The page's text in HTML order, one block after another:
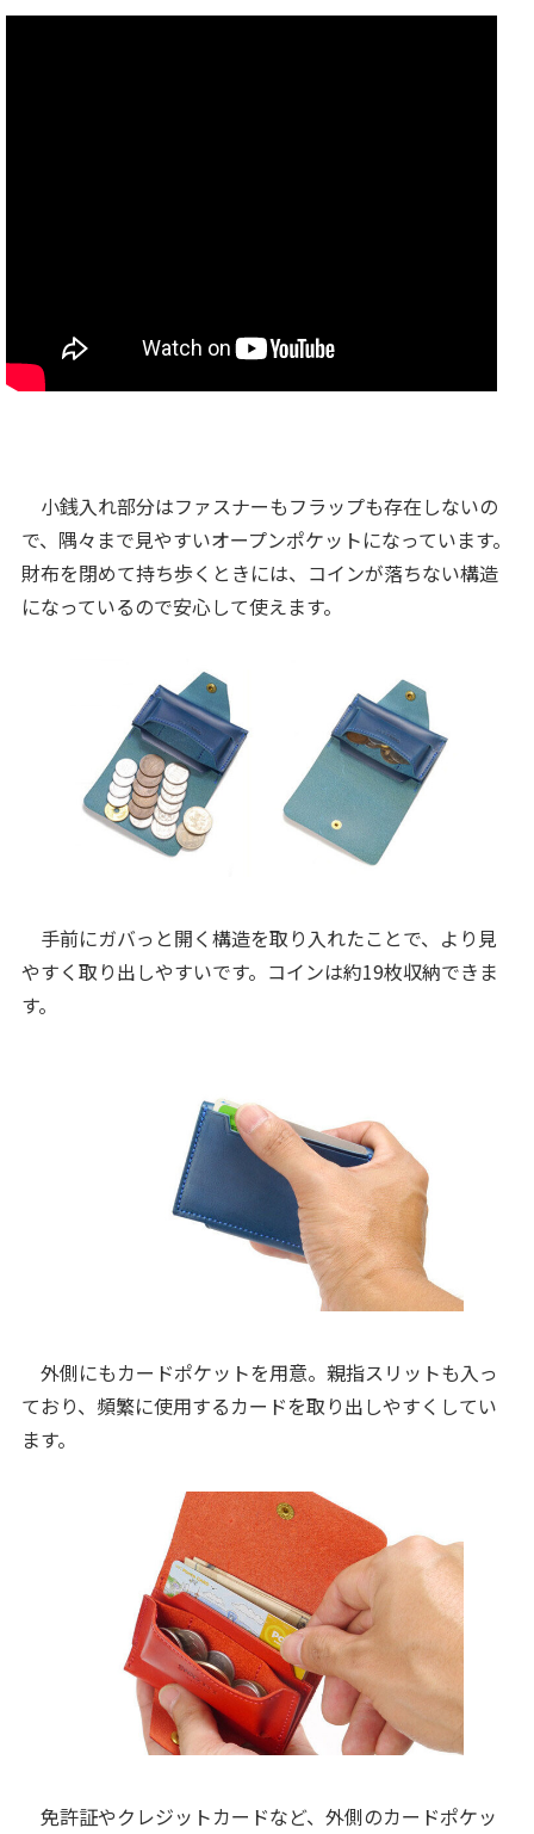
小銭入れ部分はファスナーもフラップも存在しないの
で、隅々まで見やすいオープンポケットになっています。
財布を閉めて持ち歩くときには、コインが落ちない構造
になっているので安心して使えます。
手前にガバっと開く構造を取り入れたことで、より見
やすく取り出しやすいです。コインは約19枚収納できま
す。
外側にもカードポケットを用意。親指スリットも入っ
ており、頻繁に使用するカードを取り出しやすくしてい
ます。
免許証やクレジットカードなど、外側のカードポケッ